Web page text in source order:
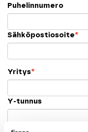
Puhelinnumero
Sähköpostiosoite*
Yritys*
Y-tunnus